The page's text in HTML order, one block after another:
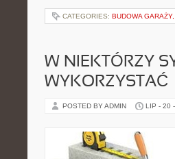
CATEGORIES: BUDOWA
W NIEKTÓRZY
WYKORZYSTAĆ
POSTED BY ADMIN LIP - 20